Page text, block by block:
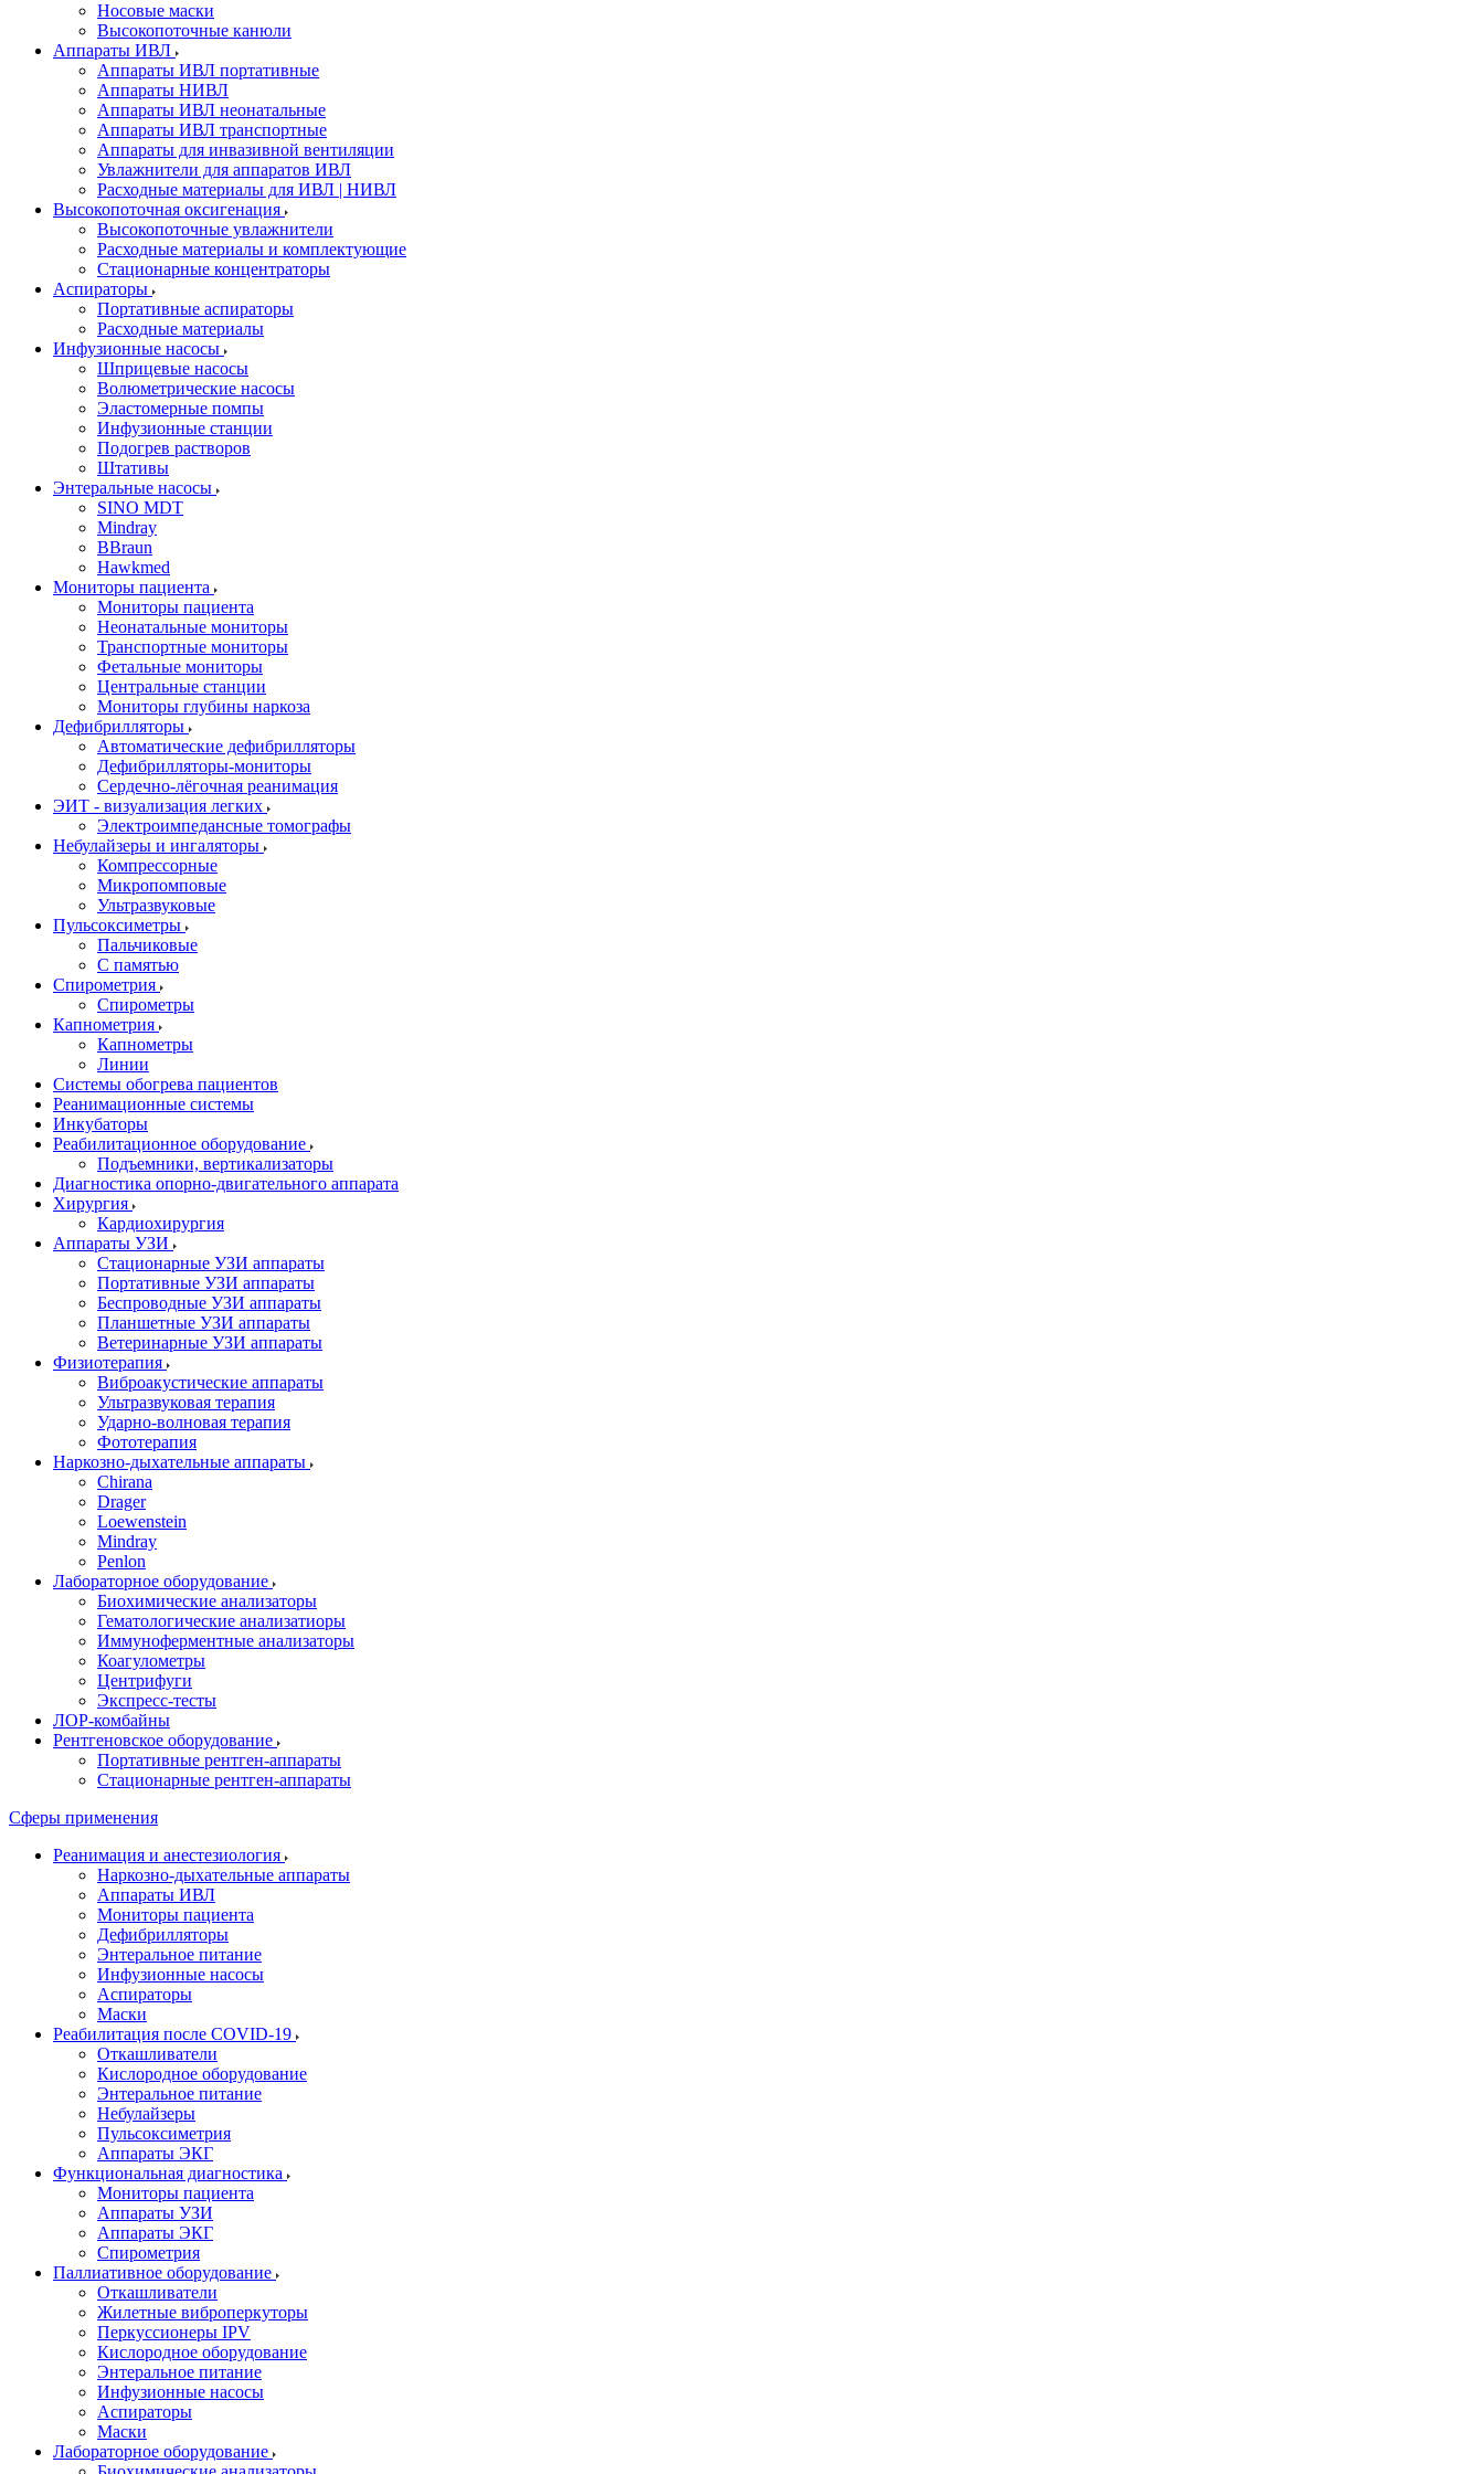
Носовые маски
Высокопоточные канюли
Аппараты ИВЛ
Аппараты ИВЛ портативные
Аппараты НИВЛ
Аппараты ИВЛ неонатальные
Аппараты ИВЛ транспортные
Аппараты для инвазивной вентиляции
Увлажнители для аппаратов ИВЛ
Расходные материалы для ИВЛ | НИВЛ
Высокопоточная оксигенация
Высокопоточные увлажнители
Расходные материалы и комплектующие
Стационарные концентраторы
Аспираторы
Портативные аспираторы
Расходные материалы
Инфузионные насосы
Шприцевые насосы
Волюметрические насосы
Эластомерные помпы
Инфузионные станции
Подогрев растворов
Штативы
Энтеральные насосы
SINO MDT
Mindray
BBraun
Hawkmed
Мониторы пациента
Мониторы пациента
Неонатальные мониторы
Транспортные мониторы
Фетальные мониторы
Центральные станции
Мониторы глубины наркоза
Дефибрилляторы
Автоматические дефибрилляторы
Дефибрилляторы-мониторы
Сердечно-лёгочная реанимация
ЭИТ - визуализация легких
Электроимпедансные томографы
Небулайзеры и ингаляторы
Компрессорные
Микропомповые
Ультразвуковые
Пульсоксиметры
Пальчиковые
С памятью
Спирометрия
Спирометры
Капнометрия
Капнометры
Линии
Системы обогрева пациентов
Реанимационные системы
Инкубаторы
Реабилитационное оборудование
Подъемники, вертикализаторы
Диагностика опорно-двигательного аппарата
Хирургия
Кардиохирургия
Аппараты УЗИ
Стационарные УЗИ аппараты
Портативные УЗИ аппараты
Беспроводные УЗИ аппараты
Планшетные УЗИ аппараты
Ветеринарные УЗИ аппараты
Физиотерапия
Виброакустические аппараты
Ультразвуковая терапия
Ударно-волновая терапия
Фототерапия
Наркозно-дыхательные аппараты
Chirana
Drager
Loewenstein
Mindray
Penlon
Лабораторное оборудование
Биохимические анализаторы
Гематологические анализатиоры
Иммуноферментные анализаторы
Коагулометры
Центрифуги
Экспресс-тесты
ЛОР-комбайны
Рентгеновское оборудование
Портативные рентген-аппараты
Стационарные рентген-аппараты
Сферы применения
Реанимация и анестезиология
Наркозно-дыхательные аппараты
Аппараты ИВЛ
Мониторы пациента
Дефибрилляторы
Энтеральное питание
Инфузионные насосы
Аспираторы
Маски
Реабилитация после COVID-19
Откашливатели
Кислородное оборудование
Энтеральное питание
Небулайзеры
Пульсоксиметрия
Аппараты ЭКГ
Функциональная диагностика
Мониторы пациента
Аппараты УЗИ
Аппараты ЭКГ
Спирометрия
Паллиативное оборудование
Откашливатели
Жилетные виброперкуторы
Перкуссионеры IPV
Кислородное оборудование
Энтеральное питание
Инфузионные насосы
Аспираторы
Маски
Лабораторное оборудование